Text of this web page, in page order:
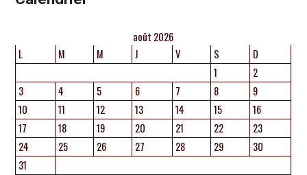
août 2026
L
M M J V S
D
1
2
3
4 5 6 7 8
9
10
11 12 13 14 15
16
17
18 19 20 21 22
23
24
25 26 27 28 29
30
31